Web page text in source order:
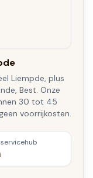
Liempde, plus
Best. Onze
30 tot 45
voorrijkosten.